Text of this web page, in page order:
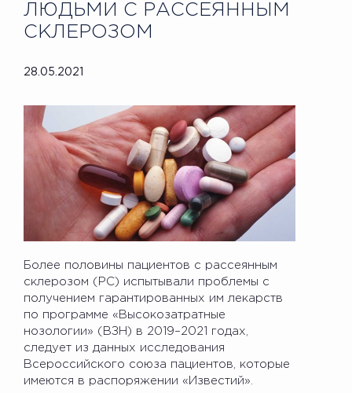
ЛЮДЬМИ С РАССЕЯННЫМ
СКЛЕРОЗОМ
28.05.2021
Более половины пациентов с рассеянным
склерозом (РС) испытывали проблемы с
получением гарантированных им лекарств
по программе «Высокозатратные
нозологии» (ВЗН) в 2019–2021 годах,
следует из данных исследования
Всероссийского союза пациентов, которые
имеются в распоряжении «Известий».